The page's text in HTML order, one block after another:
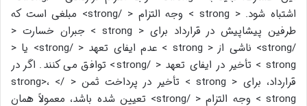
اشتباه شود. < strong > وجه التزام < /strong> مبلغی است که
طرفین پیشاپیش در قرارداد برای < strong > جبران خسارت <
/strong> ناشی از < strong > عدم ایفای تعهد < /strong> یا <
strong > تأخیر در ایفای تعهد < /strong> توافق می کنند. اگر در
قرارداد، برای < strong > تأخیر در پرداخت ثمن < /strong>، <
strong > وجه التزام < /strong> تعیین شده باشد، معمولاً همان